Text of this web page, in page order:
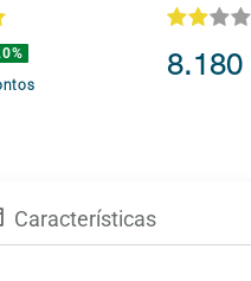
8.180
Características